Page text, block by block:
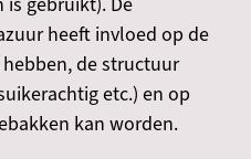
heeft invloed op de
de structuur
etc.) en op
kan worden.